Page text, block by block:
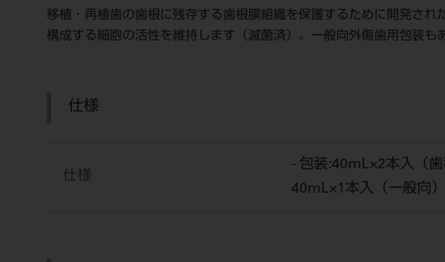
移植・再植歯の歯根に残存する歯根膜組織を保護するために開発さ
構成する細胞の活性を維持します（滅菌済）。一般向外傷歯用包装も
仕様
仕様
- 包装:40mL×2本入（歯
40mL×1本入（一般向）